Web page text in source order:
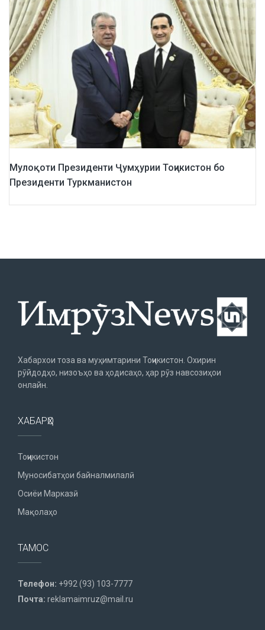
Мулоқоти Президенти Ҷумҳурии Тоҷикистон бо
Президенти Туркманистон
Хабархои тоза ва муҳимтарини Тоҷикистон. Охирин
рӯйдодҳо, низоъҳо ва ҳодисаҳо, ҳар рӯз навсозиҳои
онлайн.
ХАБАРҲО
Тоҷикистон
Муносибатҳои байналмилалӣ
Осиёи Марказӣ
Мақолаҳо
ТАМОС
Телефон: +992 (93) 103-7777
Почта: reklamaimruz@mail.ru